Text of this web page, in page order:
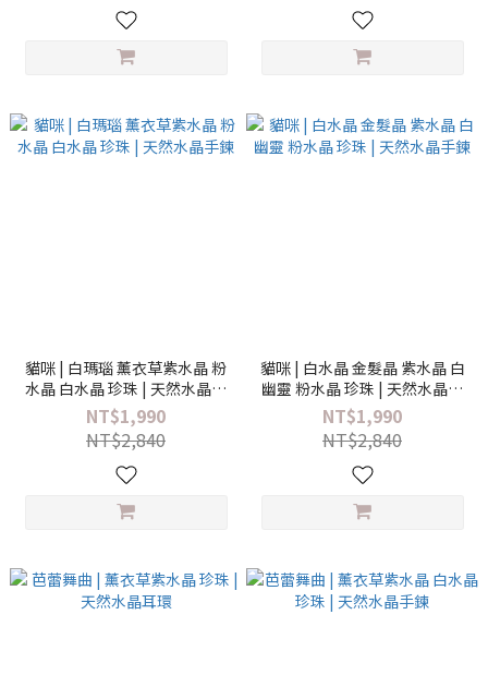
貓咪 | 白瑪瑙 薰衣草紫水晶 粉
水晶 白水晶 珍珠 | 天然水晶手
鍊
NT$1,990
NT$2,840
貓咪 | 白水晶 金髮晶 紫水晶 白
幽靈 粉水晶 珍珠 | 天然水晶手
鍊
NT$1,990
NT$2,840